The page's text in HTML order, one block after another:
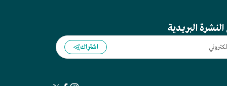
البريدية
اشتراك